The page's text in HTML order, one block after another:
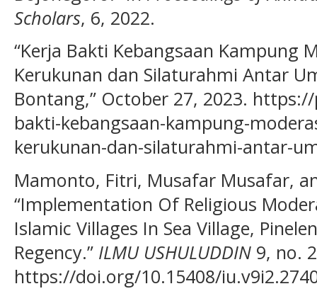
Scholars, 6, 2022.
“Kerja Bakti Kebangsaan Kampung
Kerukunan dan Silaturahmi Antar
Bontang,” October 27, 2023.
bakti-kebangsaan-kampung-
kerukunan-dan-silaturahmi-antar-
Mamonto, Fitri, Musafar Musafar,
“Implementation Of Religious
Islamic Villages In Sea Village,
Regency.” ILMU USHULUDDIN 9, no.
https://doi.org/10.15408/